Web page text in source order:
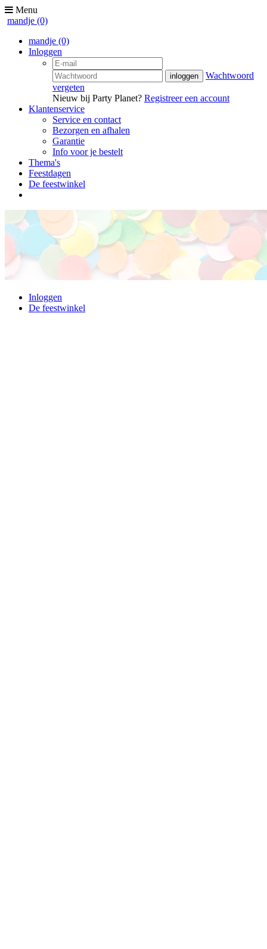
Menu
mandje (0)
mandje (0)
Inloggen
Wachtwoord
vergeten
Nieuw bij Party Planet? Registreer een account
Klantenservice
Service en contact
Bezorgen en afhalen
Garantie
Info voor je bestelt
Thema's
Feestdagen
De feestwinkel
Inloggen
De feestwinkel